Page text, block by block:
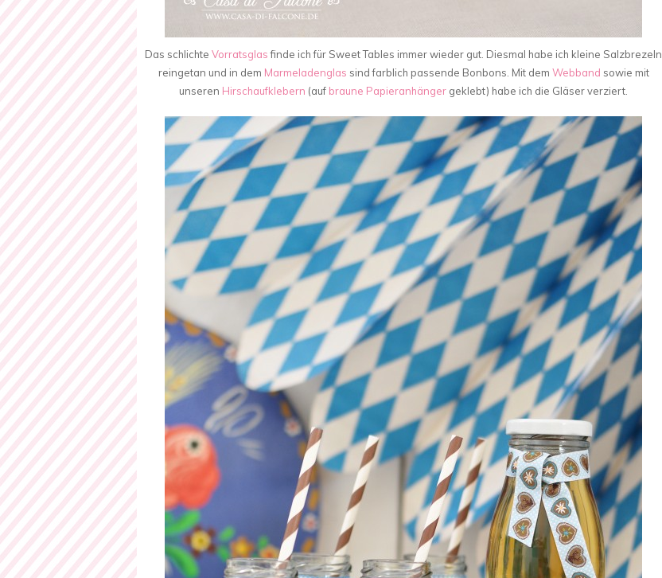
Das schlichte Vorratsglasfinde ich für Sweet Tables immer wieder gut. Diesmal habe ich kleine Salzbrezeln
reingetan und in dem Marmeladenglas sind farblich passende Bonbons. Mit dem Webband sowie mit
unseren Hirschaufklebern (auf braune Papieranhänger geklebt) habe ich die Gläser verziert.